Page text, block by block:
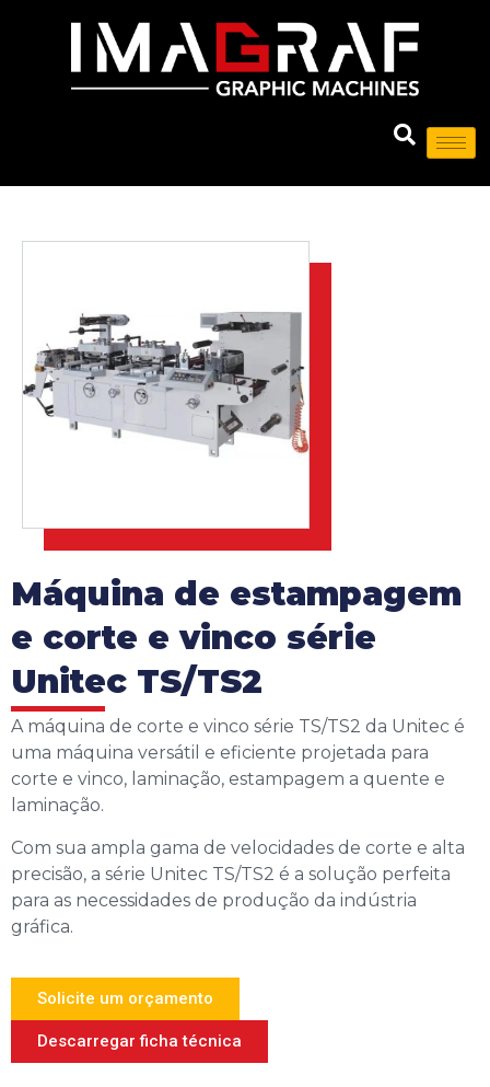
Máquina de estampagem
e corte e vinco série
Unitec TS/TS2
A máquina de corte e vinco série TS/TS2 da Unitec é
uma máquina versátil e eficiente projetada para
corte e vinco, laminação, estampagem a quente e
laminação.
Com sua ampla gama de velocidades de corte e alta
precisão, a série Unitec TS/TS2 é a solução perfeita
para as necessidades de produção da indústria
gráfica.
Solicite um orçamento
Descarregar ficha técnica